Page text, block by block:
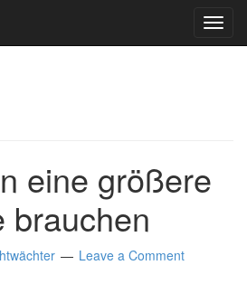
eine größere
brauchen
Leave a Comment